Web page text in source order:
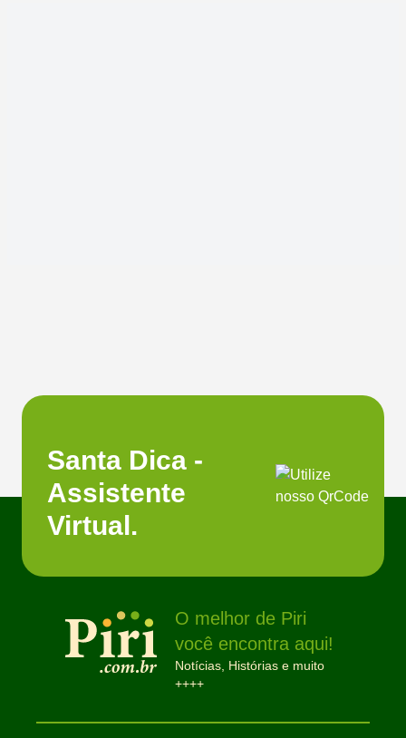
Santa Dica -
Assistente
Virtual.
O melhor de Piri
você encontra aqui!
Notícias, Histórias e muito
++++